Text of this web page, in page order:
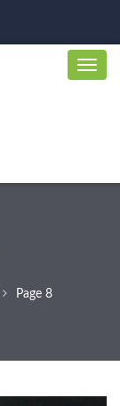
Page 8